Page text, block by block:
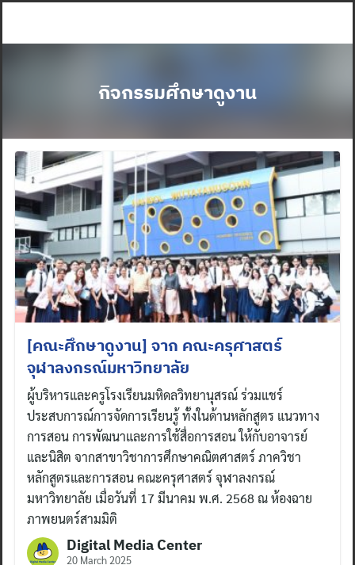
กิจกรรมศึกษาดูงาน
[คณะศึกษาดูงาน] จาก คณะครุศาสตร์
จุฬาลงกรณ์มหาวิทยาลัย
ผู้บริหารและครูโรงเรียนมหิดลวิทยานุสรณ์ ร่วมแชร์
ประสบการณ์การจัดการเรียนรู้ ทั้งในด้านหลักสูตร แนวทาง
การสอน การพัฒนาและการใช้สื่อการสอน ให้กับอาจารย์
และนิสิต จากสาขาวิชาการศึกษาคณิตศาสตร์ ภาควิชา
หลักสูตรและการสอน คณะครุศาสตร์ จุฬาลงกรณ์
มหาวิทยาลัย เมื่อวันที่ 17 มีนาคม พ.ศ. 2568 ณ ห้องฉาย
ภาพยนตร์สามมิติ
Digital Media Center
20 March 2025